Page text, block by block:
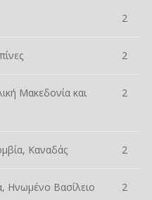
2
2
Μακεδονία και
2
Καναδάς 2
Ηνωμένο Βασίλειο 2